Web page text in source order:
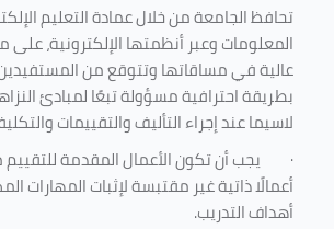
تحافظ الجامعة من خلال عمادة التعليم
المعلومات وعبر أنظمتها الإلكترونية، على
عالية في مساقاتها وتتوقع من
بطريقة احترافية مسؤولة تبعًا لمبادئ
لاسيما عند إجراء التأليف والتقييمات
· يجب أن تكون الأعمال المقدمة
أعمالًا ذاتية غير مقتبسة لإثبات المهارات
أهداف التدريب.